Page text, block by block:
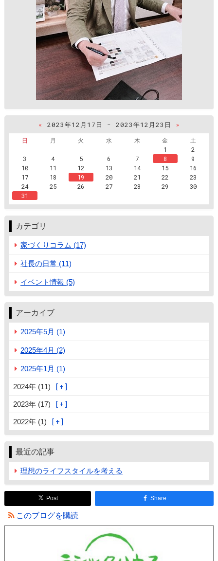
« 2023年12月17日 - 2023年12月23日
»
日
月 火 水 木 金
土
1
2
3
4 5 6 7 8
9
10
11 12 13 14 15
16
17
18 19 20 21 22
23
24
25 26 27 28 29
30
31
カテゴリ
家づくりコラム (17)
社長の日常 (11)
イベント情報 (5)
アーカイブ
2025年5月 (1)
2025年4月 (2)
2025年1月 (1)
2024年 (11)
2023年 (17)
2022年 (1)
最近の記事
理想のライフスタイルを考える
Post Share
このブログを購読